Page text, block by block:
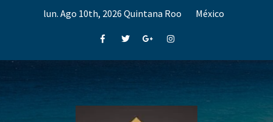
lun. Ago 10th, 2026 Quintana Roo México
FacebookTwitterGoogle+Instagram